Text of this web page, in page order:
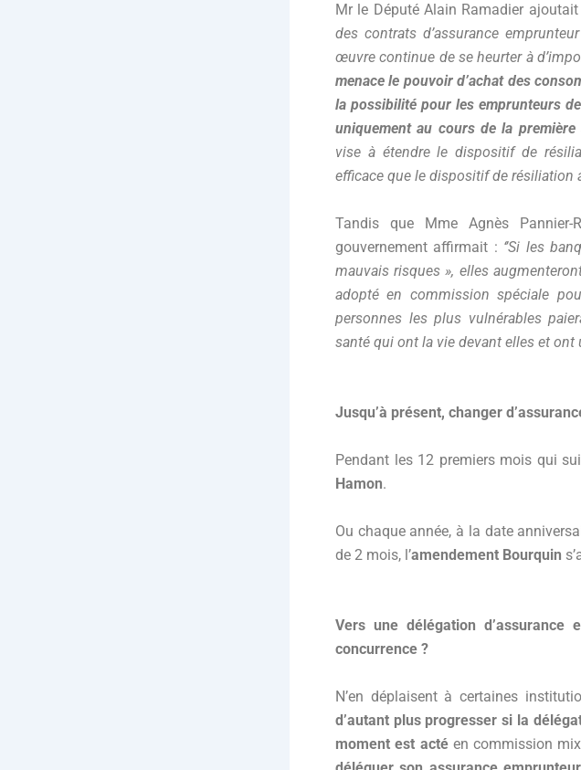
Mr le Député Alain Ramadier ajoutait
des contrats d’assurance
œuvre continue de se heurter à
menace le pouvoir d’achat des
la possibilité pour les emprunteurs
uniquement au cours de la
vise à étendre le dispositif de
efficace que le dispositif de résiliation
Tandis que Mme Agnès Pannier-
gouvernement affirmait : ‘’Si les
mauvais risques », elles
adopté en commission spéciale
personnes les plus vulnérables
santé qui ont la vie devant elles et ont
Jusqu’à présent, changer
Pendant les 12 premiers mois qui
Hamon.
Ou chaque année, à la date
de 2 mois, l’amendement Bourquin
Vers une délégation d’assurance
concurrence ?
N’en déplaisent à certaines
d’autant plus progresser si la
moment est actéen commission